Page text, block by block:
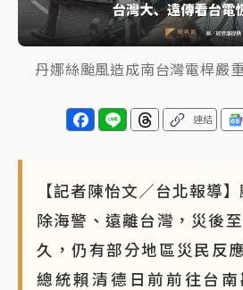
台東農業處長涉圖利渡假村！東
押庭
雨熱區曝
丹娜絲颱風造成南台灣電桿嚴
連結
【記者陳怡文／台北報導
除海警、遠離台灣，災後
久，仍有部分地區災民反
總統賴清德日前前往台